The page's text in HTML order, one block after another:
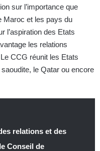
sur l’importance que
Maroc et les pays du
l’aspiration des Etats
les relations
CCG réunit les Etats
saoudite, le Qatar ou encore
relations et des
Conseil de